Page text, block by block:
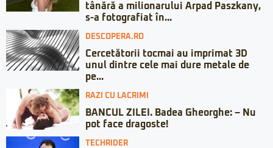
tânără a milionarului Arpad Paszkany,
s-a fotografiat în...
DESCOPERA.RO
Cercetătorii tocmai au imprimat 3D
unul dintre cele mai dure metale de
pe...
RAZI CU LACRIMI
BANCUL ZILEI. Badea Gheorghe: – Nu
pot face dragoste!
TECHRIDER